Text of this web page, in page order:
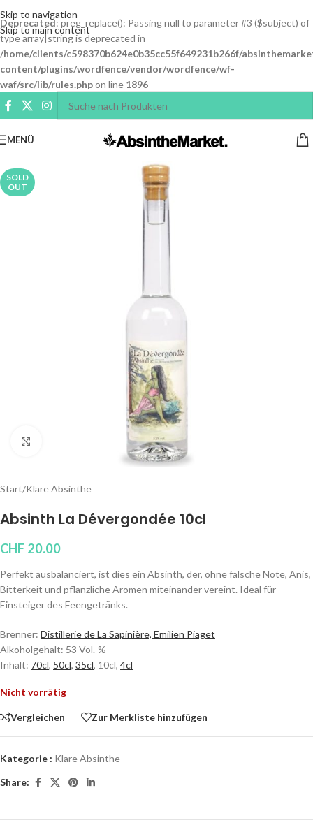
Deprecated: preg_replace(): Passing null to parameter #3 ($subject) of
type array|string is deprecated in
/home/clients/c598370b624e0b35cc55f649231b266f/
content/plugins/wordfence/vendor/wordfence/wf-
waf/src/lib/rules.phpon line 1896
Skip to navigation
Skip to main content
MENÜ
SOLD
OUT
Klicken um zu vergrößern
Start/Klare Absinthe
Absinth La Dévergondée 10cl
CHF 20.00
Perfekt ausbalanciert, ist dies ein Absinth, der, ohne falsche Note, Anis,
Bitterkeit und pflanzliche Aromen miteinander vereint. Ideal für
Einsteiger des Feengetränks.
Brenner: Distillerie de La Sapinière, Emilien Piaget
Alkoholgehalt: 53 Vol.-%
Inhalt: 70cl, 50cl, 35cl, 10cl, 4cl
Nicht vorrätig
Vergleichen Zur Merkliste hinzufügen
Kategorie : Klare Absinthe
Share: